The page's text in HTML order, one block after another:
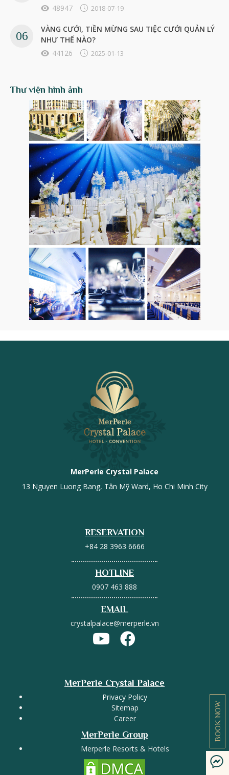
48947
2018-07-19
VÀNG CƯỚI, TIỀN MỪNG SAU TIỆC CƯỚI QUẢN LÝ
NHƯ THẾ NÀO?
44126
2025-01-13
Thư viện hình ảnh
MerPerle Crystal Palace
13 Nguyen Luong Bang, Tân Mỹ Ward, Ho Chi Minh City
RESERVATION
+84 28 3963 6666
HOTLINE
0907 463 888
EMAIL
crystalpalace@merperle.vn
MerPerle Crystal Palace
Privacy Policy
Sitemap
Career
MerPerle Group
Merperle Resorts & Hotels
BOOK NOW